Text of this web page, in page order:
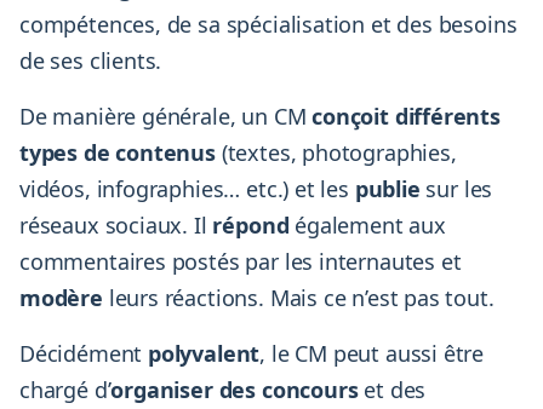
compétences, de sa spécialisation et des besoins
de ses clients.
De manière générale, un CMconçoit différents
types de contenus(textes, photographies,
vidéos, infographies… etc.) et les publie sur les
réseaux sociaux. Il répond également aux
commentaires postés par les internautes et
modère leurs réactions. Mais ce n’est pas tout.
Décidément polyvalent, le CM peut aussi être
chargé d’organiser des concours et des